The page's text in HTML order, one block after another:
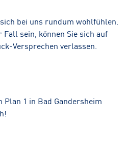
bei uns rundum wohlfühlen.
sein, können Sie sich auf
Versprechen verlassen.
1 in Bad Gandersheim